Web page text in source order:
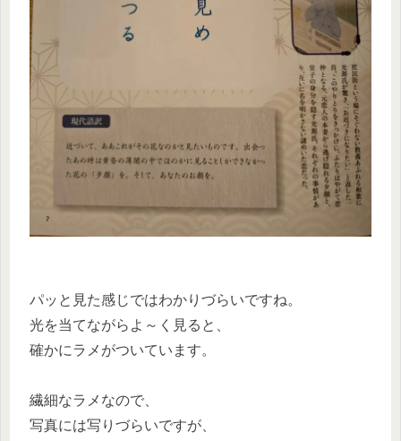
パッと見た感じではわかりづらいですね。
光を当てながらよ～く見ると、
確かにラメがついています。
繊細なラメなので、
写真には写りづらいですが、